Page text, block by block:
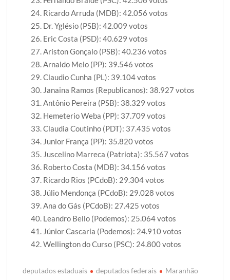
Ricardo Arruda (MDB): 42.056 votos
Dr. Yglésio (PSB): 42.009 votos
Eric Costa (PSD): 40.629 votos
Ariston Gonçalo (PSB): 40.236 votos
Arnaldo Melo (PP): 39.546 votos
Claudio Cunha (PL): 39.104 votos
Janaina Ramos (Republicanos): 38.927 votos
Antônio Pereira (PSB): 38.329 votos
Hemeterio Weba (PP): 37.709 votos
Claudia Coutinho (PDT): 37.435 votos
Junior França (PP): 35.820 votos
Juscelino Marreca (Patriota): 35.567 votos
Roberto Costa (MDB): 34.156 votos
Ricardo Rios (PCdoB): 29.304 votos
Júlio Mendonça (PCdoB): 29.028 votos
Ana do Gás (PCdoB): 27.425 votos
Leandro Bello (Podemos): 25.064 votos
Júnior Cascaria (Podemos): 24.910 votos
Wellington do Curso (PSC): 24.800 votos
deputados estaduais deputados federais Maranhão